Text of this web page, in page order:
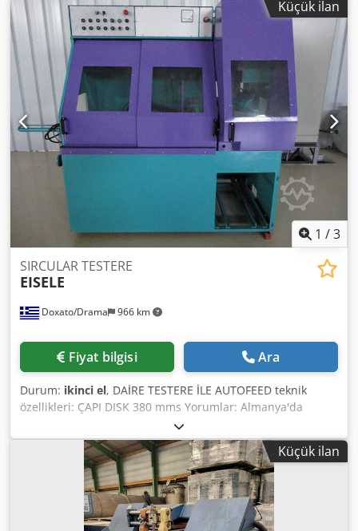
kg Boyutlar Dwedsbzg R Tspfx Afuja
Küçük ilan
1 /3
Doxato/Drama 966 km
SIRCULAR TESTERE
EISELE
Fiyat bilgisi Ara
Durum: ikinci el, DAİRE TESTERE İLE AUTOFEED teknik
özellikleri: ÇAPI DISK 380 mms Yorumlar: Almanya'da
KURTÇUK Dsdpfxs Dv Rao Afujwa
Küçük ilan